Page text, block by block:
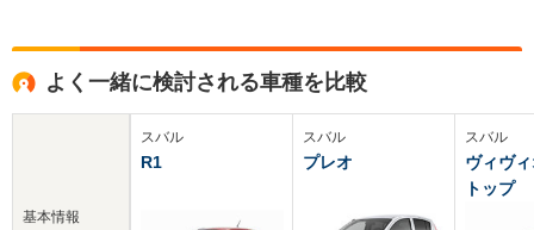
よく一緒に検討される車種を比較
基本情報
スバル
R1
スバル
プレオ
スバル
ヴィヴ
トップ